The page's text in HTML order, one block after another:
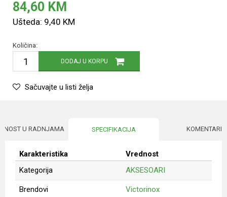
84,60 KM
Ušteda: 9,40 KM
Količina:
DODAJ U KORPU
Sačuvajte u listi želja
U RADNJAMA SPECIFIKACIJA KOMENTARI
Karakteristika
Vrednost
Kategorija
AKSESOARI
Brendovi Victorinox